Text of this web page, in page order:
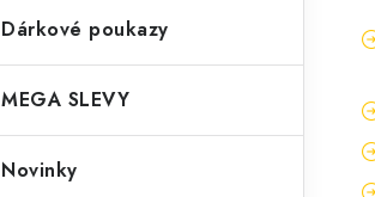
Dárkové poukazy
MEGA SLEVY
Novinky